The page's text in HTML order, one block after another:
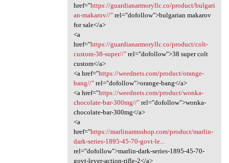
href="https://guardianarmoryllc.co/product/bulgari
an-makarov//"rel="dofollow">bulgarian makarov
for sale</a>
<a
href="https://guardianarmoryllc.co/product/colt-
custom-38-super//"rel="dofollow">38 super colt
custom</a>
<a href="https://weednets.com/product/orange-
bang//"rel="dofollow">orange-bang</a>
<a href="https://weednets.com/product/wonka-
chocolate-bar-300mg//"rel="dofollow">wonka-
chocolate-bar-300mg</a>
<a
href="https://marlinarmsshop.com/product/marlin-
dark-series-1895-45-70-govt-le...
rel="dofollow">marlin-dark-series-1895-45-70-
govt-lever-action-rifle-2</a>